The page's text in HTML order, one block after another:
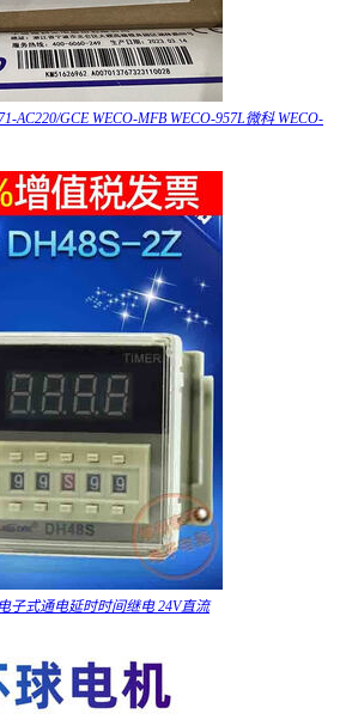
AC220/GCE WECO-MFB WECO-957L微科 WECO-
子式通电延时时间继电 24V直流